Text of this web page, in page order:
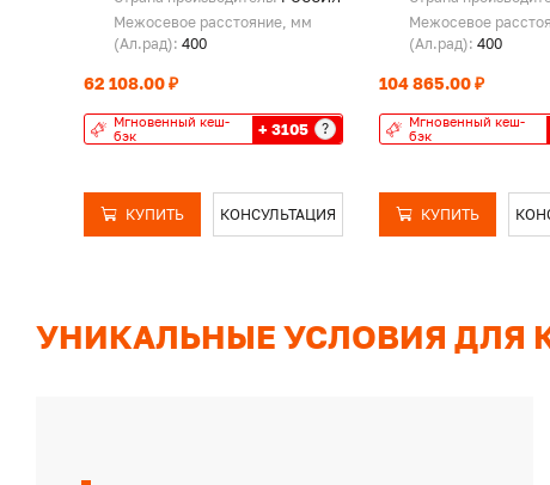
Межосевое расстояние, мм
(Ал.рад): 400
62 108.00 ₽
Мгновенный кеш-
бэк
+ 3105 ?
КУПИТЬ КОНСУЛЬТАЦИЯ
Межосевое
(Ал.рад): 400
104 865.00 ₽
Мгновенный кеш-
бэк
КУПИТЬ
УНИКАЛЬНЫЕ УСЛОВИЯ ДЛЯ